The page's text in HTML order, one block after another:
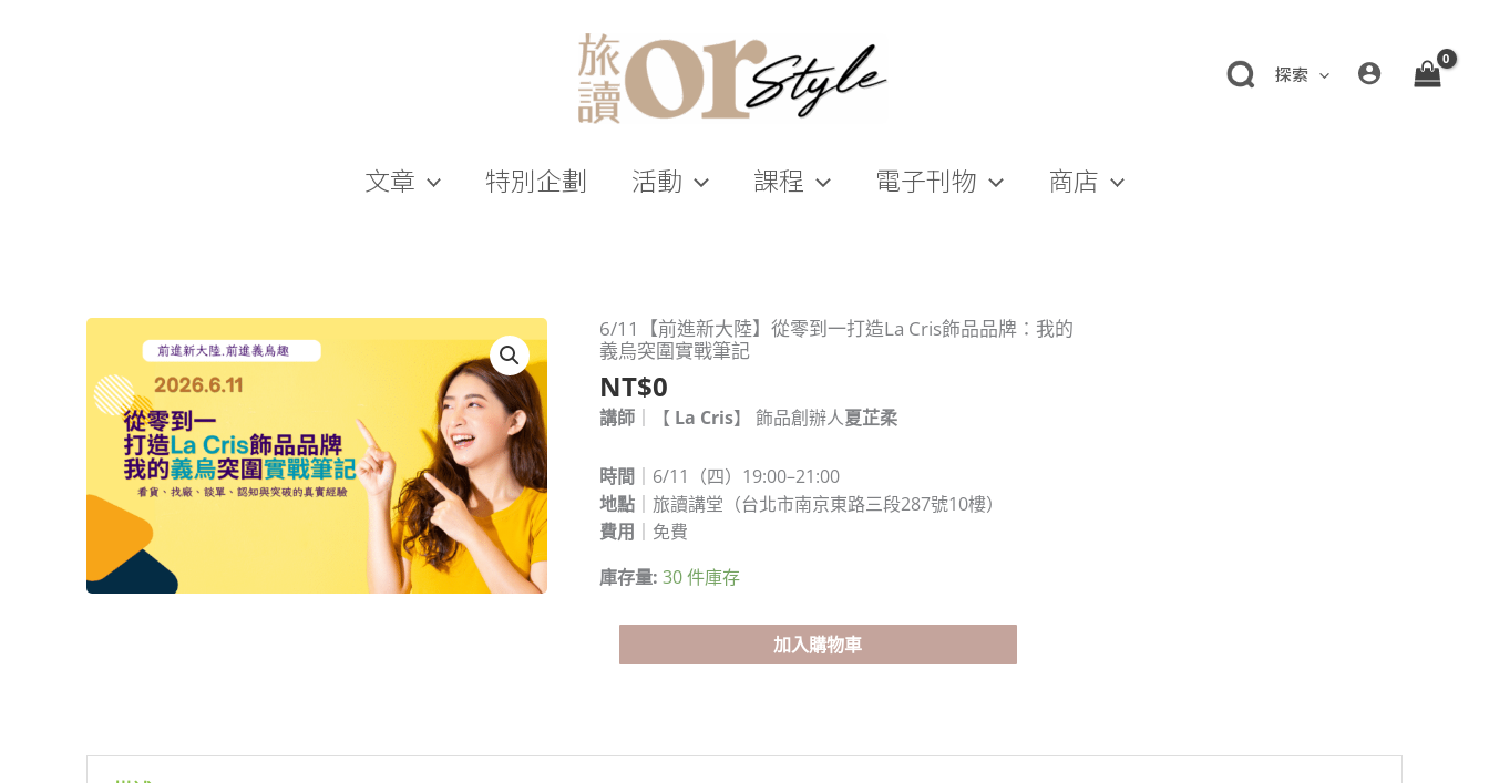
探索
文章 特別企劃 活動 課程 電子刊物 商店
6/11【前進新大陸】從零到一打造La Cris飾品品牌：我的
義烏突圍實戰筆記
NT$0
講師 ｜【 La Cris】 飾品創辦人夏芷柔
時間 ｜6/11（四）19:00–21:00
地點 ｜旅讀講堂（台北市南京東路三段287號10樓）
費用 ｜免費
庫存量: 30 件庫存
6/11【前
進
新
大
從
零
到
打
Cris
加入購物車